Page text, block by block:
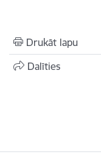
Drukāt lapu
Dalīties